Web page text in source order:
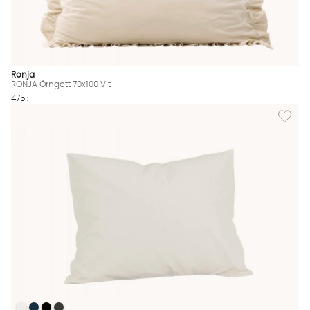
Ronja
RONJA Örngott 70x100 Vit
475 :-
Lägg